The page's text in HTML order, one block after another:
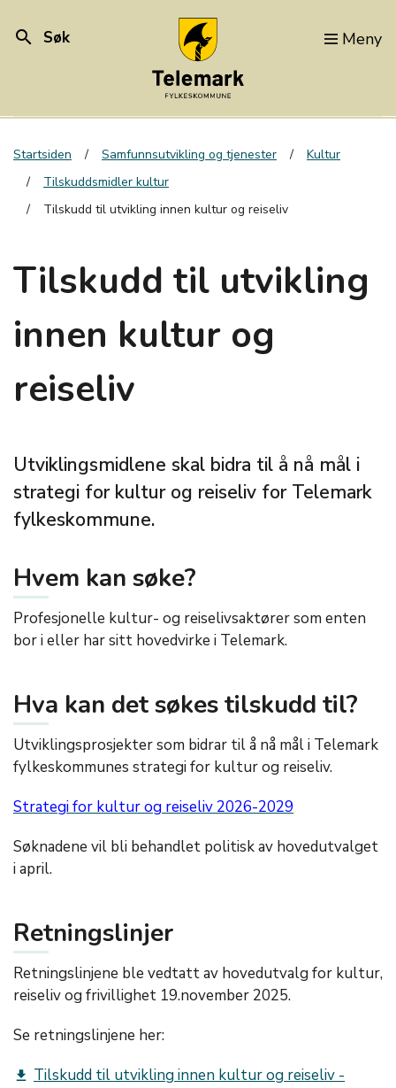
search Søk Meny
Startsiden Samfunnsutvikling og tjenester
Kultur
Tilskuddsmidler kultur
Tilskudd til utvikling innen kultur og reiseliv
Tilskudd til utvikling
innen kultur og
reiseliv
Utviklingsmidlene skal bidra til å nå mål i
strategi for kultur og reiseliv for Telemark
fylkeskommune.
Hvem kan søke?
Profesjonelle kultur- og reiselivsaktører som enten
bor i eller har sitt hovedvirke i Telemark.
Hva kan det søkes tilskudd til?
Utviklingsprosjekter som bidrar til å nå mål i Telemark
fylkeskommunes strategi for kultur og reiseliv.
Strategi for kultur og reiseliv 2026-2029
Søknadene vil bli behandlet politisk av hovedutvalget
i april.
Retningslinjer
Retningslinjene ble vedtatt av hovedutvalg for kultur,
reiseliv og frivillighet 19.november 2025.
Se retningslinjene her:
get_app Tilskudd til utvikling innen kultur og reiseliv -